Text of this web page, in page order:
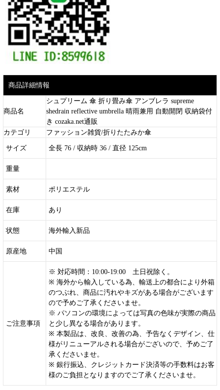
商品詳細情報
商品名
シュプリーム 傘 折り畳み傘 アンブレラ supreme
shedrain reflective umbrella 晴雨兼用 自動開閉 収納袋付
き cozaka.net通販
カテゴリ
ファッション雑貨/折りたたみか傘
サイズ 全長 76 / 収納時 36 / 直径 125cm
重量
素材 ポリエステル
在庫 あり
状態 海外輸入新品
原産地 中国
ご注意事項
※ 対応時間：10:00-19:00 土日祝除く。
※ 海外から輸入している為、輸送上の都合により外箱
のつぶれ、商品に汚れやキズがある場合がございます
ので予めご了承くださいませ。
※ パソコンの環境によっては写真の色味が実際の商品
と少し異なる場合があります。
※ 本製品は、改良、改善の為、予告なくデザイン、仕
様がリニューアルされる場合がございので、予めご了
承くださいませ。
※ 銀行振込、クレジットカード決済等の手数料はお客
様のご負担となりますのでご了承くださいませ。